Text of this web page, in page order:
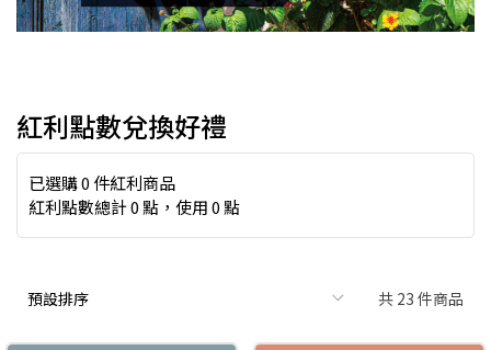
紅利點數兌換好禮
已選購 0 件紅利商品
紅利點數總計0點，使用0點
共 23 件商品